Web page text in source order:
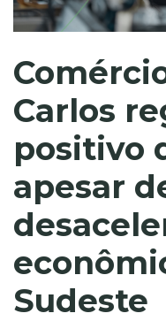
Carlos
positivo
apesar
Sudeste